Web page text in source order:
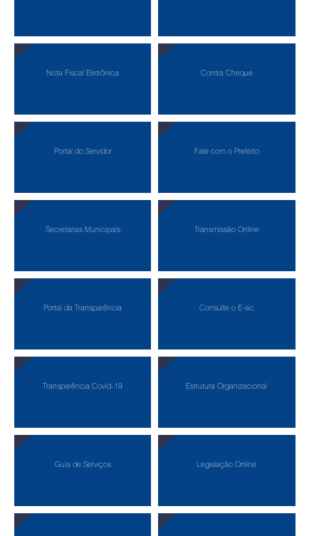
Nota Fiscal Eletrônica Contra Cheque
Portal do Servidor Fale com o Prefeito
Secretarias Municipais Transmissão Online
Portal da Transparência Consulte o E-sic
Transparência Covid-19 Estrutura Organizacional
Guia de Serviços Legislação Online